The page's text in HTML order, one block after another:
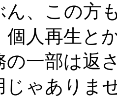
、この方
個人再生と
の一部は返
じゃありま